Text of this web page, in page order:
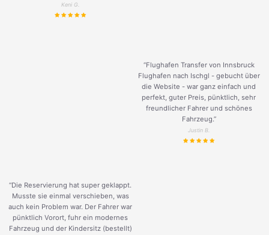
Keni G.
“Flughafen Transfer von Innsbruck
Flughafen nach Ischgl - gebucht über
die Website - war ganz einfach und
perfekt, guter Preis, pünktlich, sehr
freundlicher Fahrer und schönes
Fahrzeug.”
Justin B.
“Die Reservierung hat super geklappt.
Musste sie einmal verschieben, was
auch kein Problem war. Der Fahrer war
pünktlich Vorort, fuhr ein modernes
Fahrzeug und der Kindersitz (bestellt)